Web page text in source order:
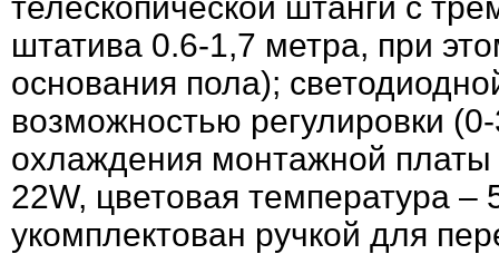
штатива 0.6-1,7 метра, при
основания пола);
возможностью регулировки
охлаждения монтажной
22W, цветовая температура
укомплектован ручкой для